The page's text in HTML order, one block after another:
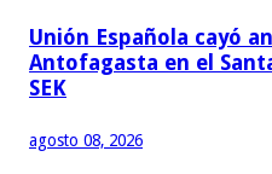
Unión Española cayó
Antofagasta en el
SEK
agosto 08, 2026